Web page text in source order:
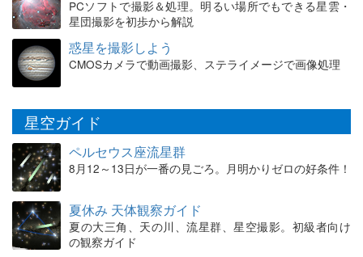
PCソフトで撮影＆処理。明るい場所でもできる星雲・
星団撮影を初歩から解説
惑星を撮影しよう
CMOSカメラで動画撮影、ステライメージで画像処理
星空ガイド
ペルセウス座流星群
8月12～13日が一番の見ごろ。月明かりゼロの好条件！
夏休み 天体観察ガイド
夏の大三角、天の川、流星群、星空撮影。初級者向け
の観察ガイド